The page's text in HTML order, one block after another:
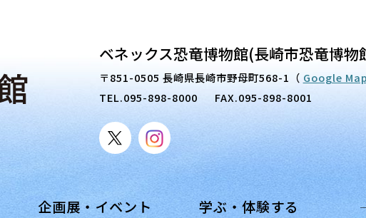
ベネックス恐竜博物館(長崎市恐竜博物
〒851-0505 長崎県長崎市野母町568-1 （ Google
TEL.095-898-8000 FAX.095-898-8001
企画展・イベント 学ぶ・体験する